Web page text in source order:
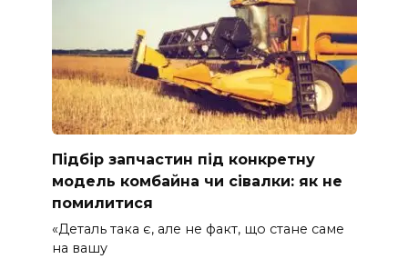
Підбір запчастин під конкретну
модель комбайна чи сівалки: як не
помилитися
«Деталь така є, але не факт, що стане саме
на вашу